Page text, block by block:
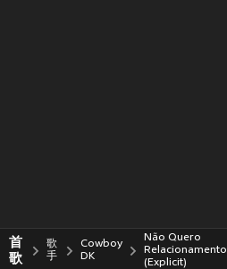
首
歌
歌
手
Cowboy
DK
Não Quero
Relacionamento
(Explicit)